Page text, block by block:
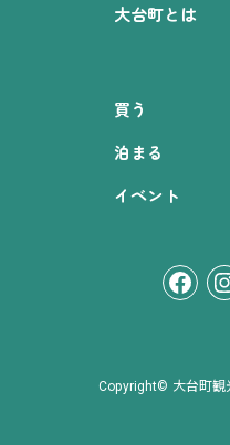
大台町とは
買う
泊まる
イベント
Copyright© 大台町観